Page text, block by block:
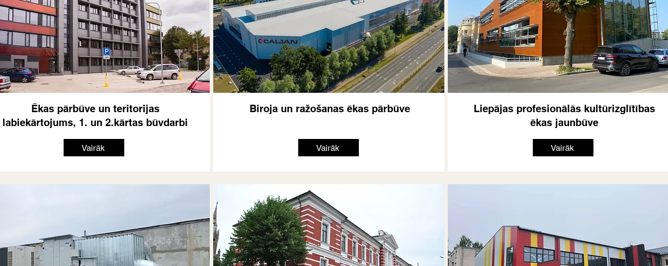
Ēkas pārbūve un teritorijas
labiekārtojums, 1. un 2.kārtas būvdarbi
Vairāk
Biroja un ražošanas ēkas pārbūve
Vairāk
Liepājas profesionālās kultūrizglītības
ēkas jaunbūve
Vairāk